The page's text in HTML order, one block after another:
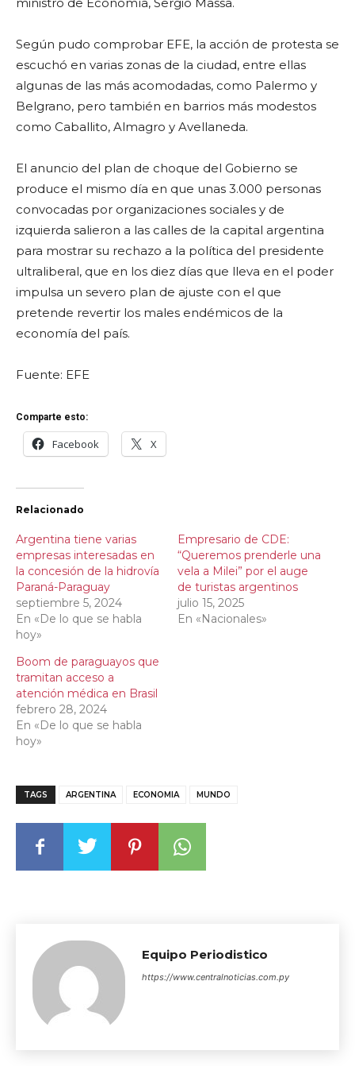
Según pudo comprobar EFE, la acción de protesta se
escuchó en varias zonas de la ciudad, entre ellas
algunas de las más acomodadas, como Palermo y
Belgrano, pero también en barrios más modestos
como Caballito, Almagro y Avellaneda.
El anuncio del plan de choque del Gobierno se
produce el mismo día en que unas 3.000 personas
convocadas por organizaciones sociales y de
izquierda salieron a las calles de la capital argentina
para mostrar su rechazo a la política del presidente
ultraliberal, que en los diez días que lleva en el poder
impulsa un severo plan de ajuste con el que
pretende revertir los males endémicos de la
economía del país.
Fuente: EFE
Comparte esto:
Facebook X
Relacionado
Argentina tiene varias
empresas interesadas en
la concesión de la hidrovía
Paraná-Paraguay
septiembre 5, 2024
En «De lo que se habla
hoy»
Empresario de CDE:
“Queremos prenderle una
vela a Milei” por el auge
de turistas argentinos
julio 15, 2025
En «Nacionales»
Boom de paraguayos que
tramitan acceso a
atención médica en Brasil
febrero 28, 2024
En «De lo que se habla
hoy»
TAGS ARGENTINA ECONOMIA MUNDO
Equipo Periodistico
https://www.centralnoticias.com.py